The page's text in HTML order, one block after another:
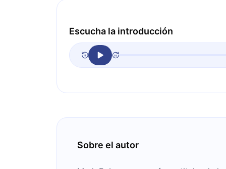
Escucha la introducción
Sobre el autor